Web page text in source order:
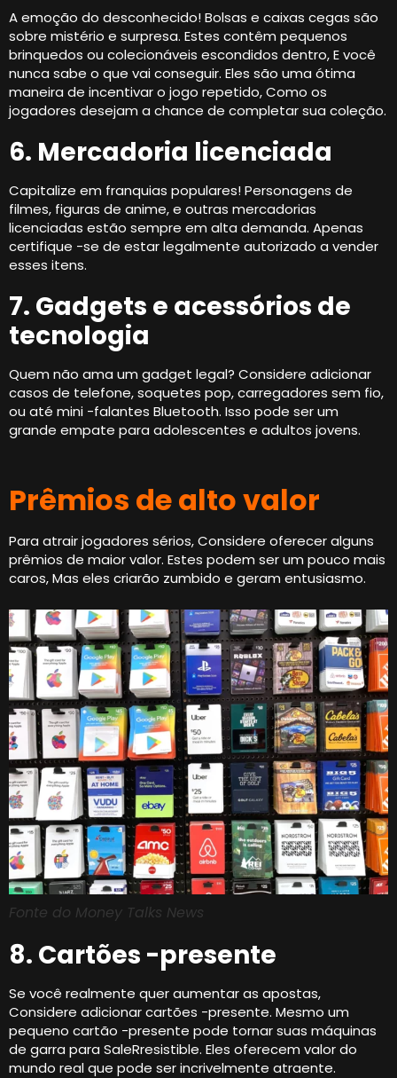
A emoção do desconhecido! Bolsas e caixas cegas são
sobre mistério e surpresa. Estes contêm pequenos
brinquedos ou colecionáveis ​​escondidos dentro, E você
nunca sabe o que vai conseguir. Eles são uma ótima
maneira de incentivar o jogo repetido, Como os
jogadores desejam a chance de completar sua coleção.
6. Mercadoria licenciada
Capitalize em franquias populares! Personagens de
filmes, figuras de anime, e outras mercadorias
licenciadas estão sempre em alta demanda. Apenas
certifique -se de estar legalmente autorizado a vender
esses itens.
7. Gadgets e acessórios de
tecnologia
Quem não ama um gadget legal? Considere adicionar
casos de telefone, soquetes pop, carregadores sem fio,
ou até mini -falantes Bluetooth. Isso pode ser um
grande empate para adolescentes e adultos jovens.
Prêmios de alto valor
Para atrair jogadores sérios, Considere oferecer alguns
prêmios de maior valor. Estes podem ser um pouco mais
caros, Mas eles criarão zumbido e geram entusiasmo.
Fonte do Money Talks News
8. Cartões -presente
Se você realmente quer aumentar as apostas,
Considere adicionar cartões -presente. Mesmo um
pequeno cartão -presente pode tornar suas máquinas
de garra para SaleRresistible. Eles oferecem valor do
mundo real que pode ser incrivelmente atraente.